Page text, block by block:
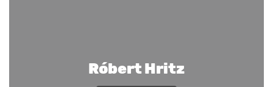
Róbert Hritz